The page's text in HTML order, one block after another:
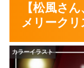
【松風さ
メリークリ
カラーイラスト